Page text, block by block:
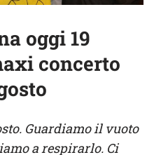
oggi 19
concerto
Guardiamo il vuoto
a respirarlo. Ci